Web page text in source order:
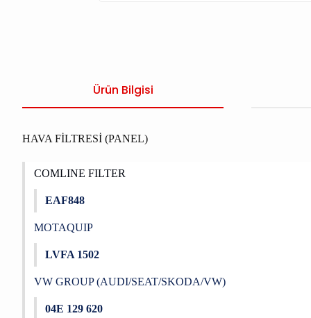
Ürün Bilgisi
HAVA FİLTRESİ (PANEL)
COMLINE FILTER
EAF848
MOTAQUIP
LVFA 1502
VW GROUP (AUDI/SEAT/SKODA/VW)
04E 129 620